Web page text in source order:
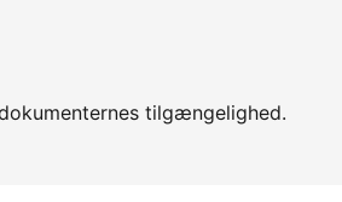
tilgængelighed.